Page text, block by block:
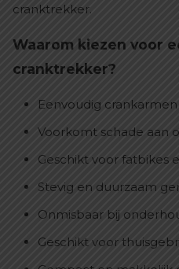
cranktrekker.
Waarom kiezen voor
cranktrekker?
Eenvoudig
Voorkomt schade aan
Geschikt voor fatbikes
Stevig en duurzaam
Onmisbaar bij
Geschikt voor